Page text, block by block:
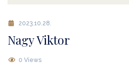
2023.10.28.
Nagy Viktor
0 Views